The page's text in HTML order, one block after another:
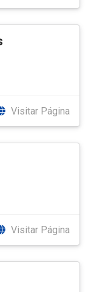
Visitar Página
Visitar Página